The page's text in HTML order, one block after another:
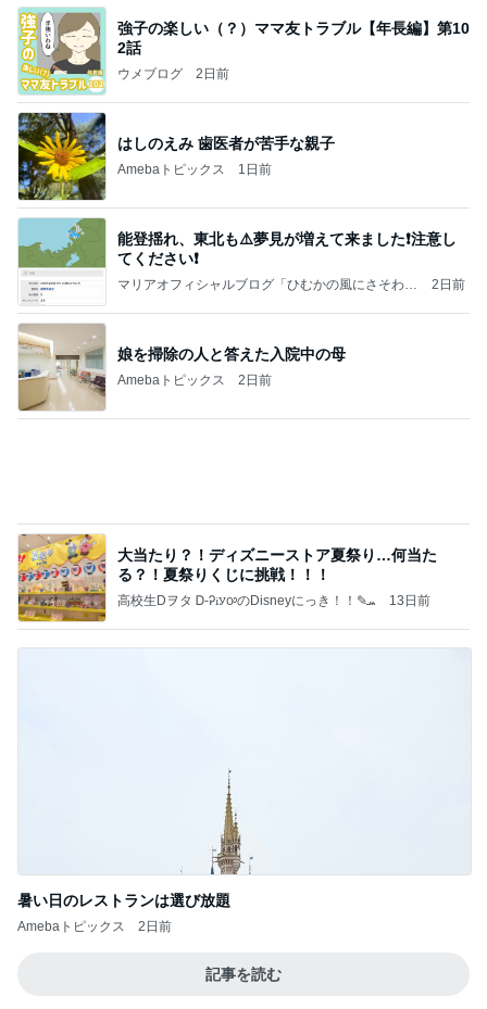
強子の楽しい（？）ママ友トラブル【年長編】第10
2話
ウメブログ 2日前
はしのえみ 歯医者が苦手な親子
Amebaトピックス 1日前
能登揺れ、東北も⚠️夢見が増えて来ました❗️注意し
てください❗️
マリアオフィシャルブログ「ひむかの風にさそわれ
2日前
娘を掃除の人と答えた入院中の母
Amebaトピックス 2日前
大当たり？！ディズニーストア夏祭り…何当た
る？！夏祭りくじに挑戦！！！
高校生Dヲタ Ꭰ-ᎮꭵꭹꭴのDisneyにっき！！✎ܚ 13日前
暑い日のレストランは選び放題
Amebaトピックス 2日前
記事を読む